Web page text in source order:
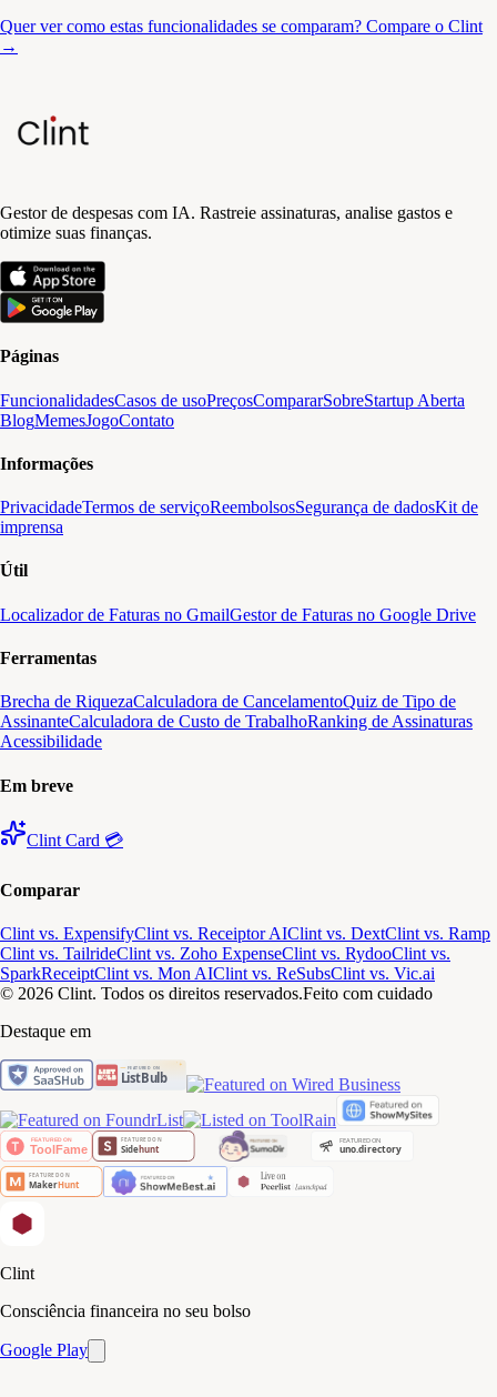
Quer ver como estas funcionalidades se comparam? Compare o Clint
→
Gestor de despesas com IA. Rastreie assinaturas, analise gastos e
otimize suas finanças.
Páginas
FuncionalidadesCasos de usoPreçosCompararSobreStartup Aberta
BlogMemesJogoContato
Informações
PrivacidadeTermos de serviçoReembolsosSegurança de dadosKit de
imprensa
Útil
Localizador de Faturas no GmailGestor de Faturas no Google Drive
Ferramentas
Brecha de RiquezaCalculadora de CancelamentoQuiz de Tipo de
AssinanteCalculadora de Custo de TrabalhoRanking de Assinaturas
Acessibilidade
Em breve
Clint Card 💳
Comparar
Clint vs. ExpensifyClint vs. Receiptor AIClint vs. DextClint vs. Ramp
Clint vs. TailrideClint vs. Zoho ExpenseClint vs. RydooClint vs.
SparkReceiptClint vs. Mon AIClint vs. ReSubsClint vs. Vic.ai
© 2026 Clint. Todos os direitos reservados.Feito com cuidado
Destaque em
Clint
Consciência financeira no seu bolso
Google Play